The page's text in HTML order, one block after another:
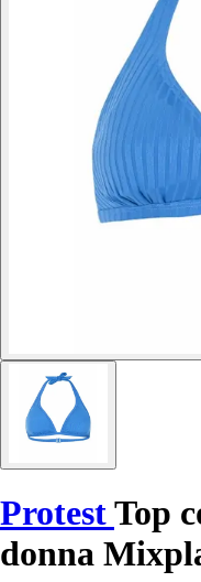
ProtestTop
donna